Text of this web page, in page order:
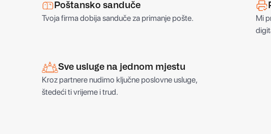
Poštansko sanduče
Tvoja firma dobija sanduče za primanje pošte.
Mi
Sve usluge na jednom mjestu
Kroz partnere nudimo ključne poslovne usluge,
štedeći ti vrijeme i trud.